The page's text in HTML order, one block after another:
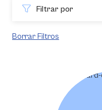
Filtrar por
Borrar Filtros